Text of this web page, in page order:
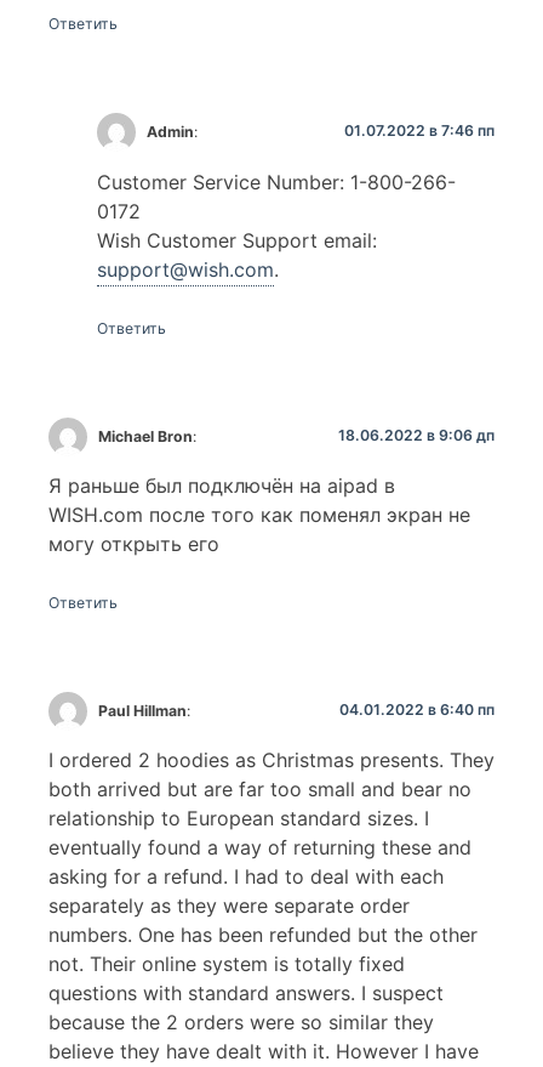
Ответить
Admin: 01.07.2022 в 7:46 пп
Customer Service Number: 1-800-266-
0172
Wish Customer Support email:
support@wish.com.
Ответить
Michael Bron: 18.06.2022 в 9:06 дп
Я раньше был подключён на aipad в
WISH.com после того как поменял экран не
могу открыть его
Ответить
Paul Hillman: 04.01.2022 в 6:40 пп
I ordered 2 hoodies as Christmas presents. They
both arrived but are far too small and bear no
relationship to European standard sizes. I
eventually found a way of returning these and
asking for a refund. I had to deal with each
separately as they were separate order
numbers. One has been refunded but the other
not. Their online system is totally fixed
questions with standard answers. I suspect
because the 2 orders were so similar they
believe they have dealt with it. However I have